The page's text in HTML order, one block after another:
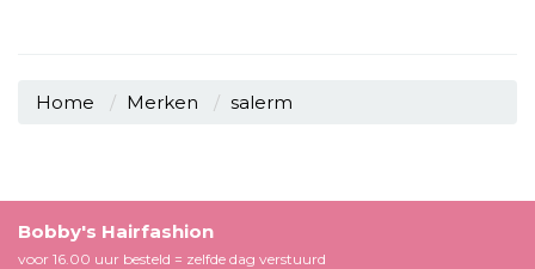
Home Merken salerm
Bobby's Hairfashion
voor 16.00 uur besteld = zelfde dag verstuurd